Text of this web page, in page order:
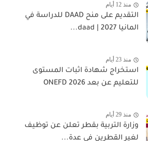
منذ 12 أيام
التقديم على منح DAAD للدراسة في
المانيا 2027 | daad...
منذ 23 أيام
استخراج شهادة اثبات المستوى
للتعليم عن بعد 2026 ONEFD
منذ 29 أيام
وزارة التربية بقطر تعلن عن توظيف
لغير القطرين في عدة...